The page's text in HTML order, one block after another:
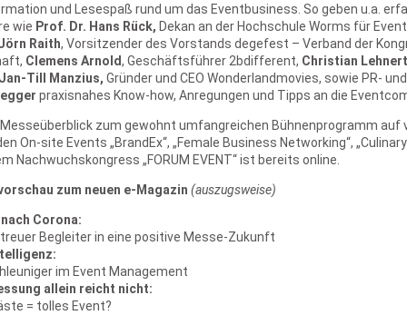
und Lesespaß rund um das Eventbusiness. So geben u.a.
wie Prof. Dr. Hans Rück, Dekan an der Hochschule Worms für
Raith, Vorsitzender des Vorstands degefest – Verband der
Clemens Arnold, Geschäftsführer 2bdifferent, Christian Lehnert
Till Manzius, Gründer und CEO Wonderlandmovies, sowie PR-
praxisnahes Know-how, Anregungen und Tipps an die
zum gewohnt umfangreichen Bühnenprogramm auf
On-site Events „BrandEx“, „Female Business Networking“, „Culinary
Nachwuchskongress „FORUM EVENT“ ist bereits online.
zum neuen e-Magazin (auszugsweise)
Corona:
treuer Begleiter in eine positive Messe-Zukunft
im Event Management
allein reicht nicht:
= tolles Event?